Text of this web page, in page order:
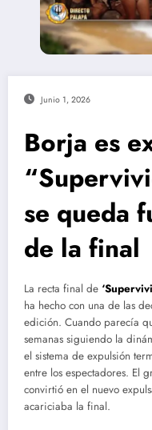
Junio 1, 2026
Borja es
se queda
de la final
La recta final de
ha hecho con una de las
edición. Cuando parecía
semanas siguiendo la
el sistema de expulsión
entre los espectadores. El
convirtió en el nuevo
acariciaba la final.